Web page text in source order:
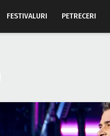
FESTIVALURI PETRECERI